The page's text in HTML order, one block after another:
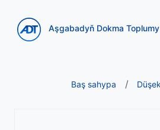
Aşgabadyň Dokma Toplumy
Baş sahypa